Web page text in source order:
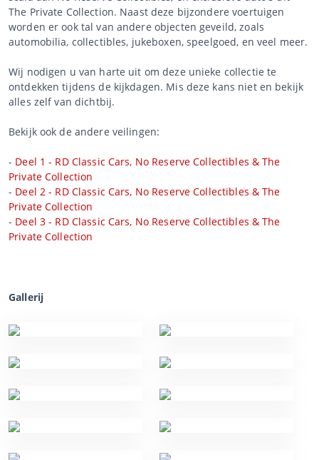
The Private Collection. Naast deze bijzondere voertuigen
worden er ook tal van andere objecten geveild, zoals
automobilia, collectibles, jukeboxen, speelgoed, en veel meer.
Wij nodigen u van harte uit om deze unieke collectie te
ontdekken tijdens de kijkdagen. Mis deze kans niet en bekijk
alles zelf van dichtbij.
Bekijk ook de andere veilingen:
- Deel 1 - RD Classic Cars, No Reserve Collectibles & The
Private Collection
- Deel 2 - RD Classic Cars, No Reserve Collectibles & The
Private Collection
- Deel 3 - RD Classic Cars, No Reserve Collectibles & The
Private Collection
Gallerij